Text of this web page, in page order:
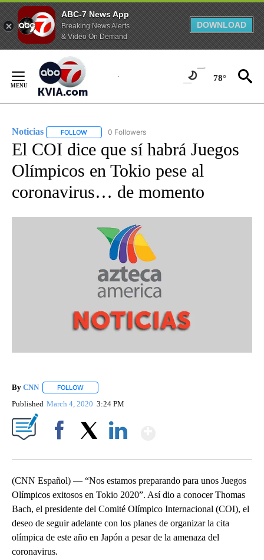
ABC-7 News App
Breaking News Alerts
& Video On Demand
DOWNLOAD
Content
78°
Noticias FOLLOW FOLLOW "NOTICIAS" TO RECEIVE NOTIFICATIONS
0 Followers
El COI dice que sí habrá Juegos
Olímpicos en Tokio pese al
coronavirus… de momento
By CNN FOLLOW
Published March 4, 2020 3:24 PM
(CNN Español) — “Nos estamos preparando para unos Juegos
Olímpicos exitosos en Tokio 2020”. Así dio a conocer Thomas
Bach, el presidente del Comité Olímpico Internacional (COI), el
deseo de seguir adelante con los planes de organizar la cita
olímpica de este año en Japón a pesar de la amenaza del
coronavirus.